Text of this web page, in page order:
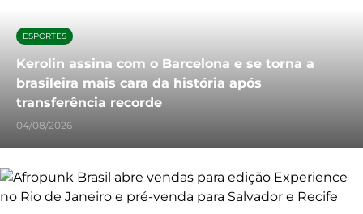
ESPORTES
Kerolin assina com o Barcelona e se torna a
brasileira mais cara da história após
transferência recorde
04/08/2026